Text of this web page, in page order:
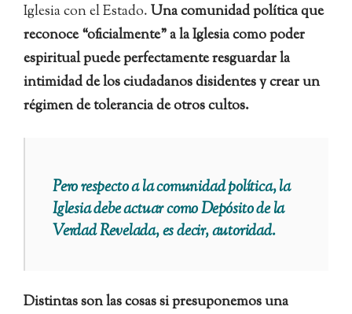
Iglesia con el Estado.Una comunidad política que
reconoce “oficialmente” a la Iglesia como poder
espiritual puede perfectamente resguardar la
intimidad de los ciudadanos disidentes y crear un
régimen de tolerancia de otros cultos.
Pero respecto a la comunidad política, la
Iglesia debe actuar como Depósito de la
Verdad Revelada, es decir, autoridad.
Distintas son las cosas si presuponemos una